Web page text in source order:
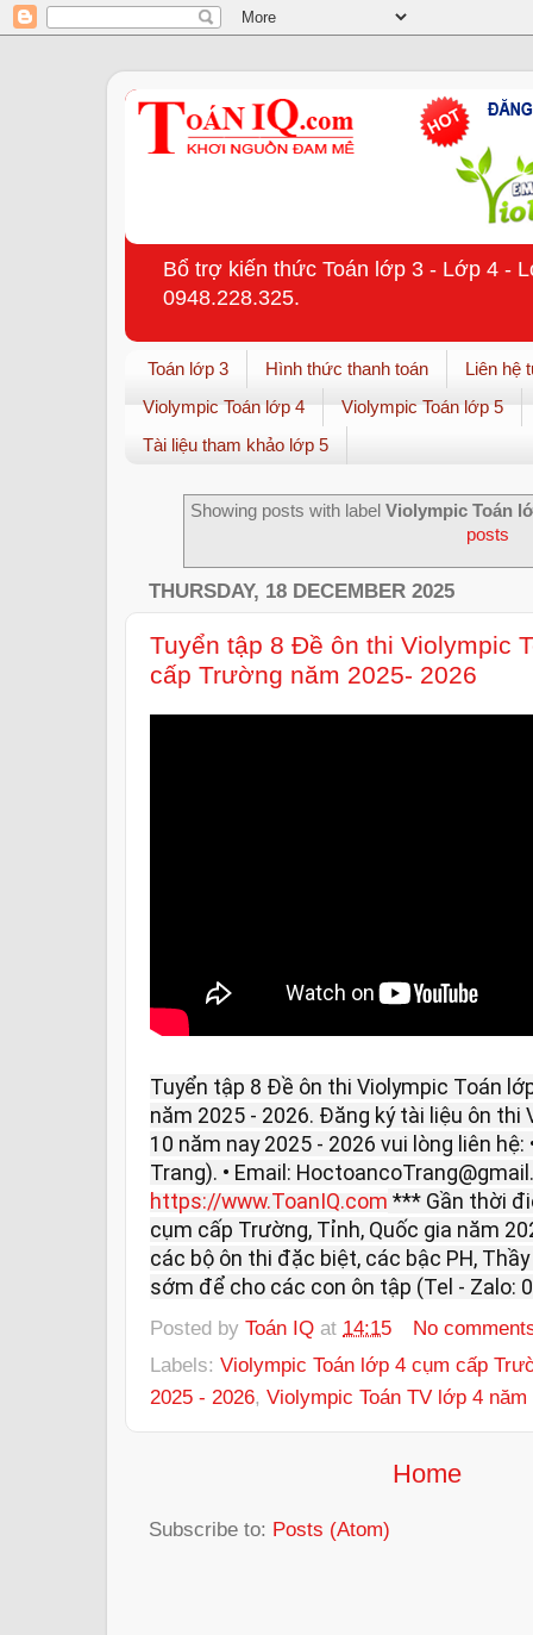
Bổ trợ kiến thức Toán lớp 3 - Lớp 4 -
0948.228.325.
Toán lớp 3 Hình thức thanh toán
Liên hệ
Violympic Toán lớp 4
Violympic Toán lớp 5
Tài liệu tham khảo lớp 5
Showing posts with label Violympic Toán
posts
THURSDAY, 18 DECEMBER 2025
Tuyển tập 8 Đề ôn thi Violympic
cấp Trường năm 2025- 2026
Tuyển tập 8 Đề ôn thi Violympic Toán
năm 2025 - 2026. Đăng ký tài liệu ôn thi
10 năm nay 2025 - 2026 vui lòng liên hệ:
Trang). • Email:
https://www.ToanIQ.com *** Gần thời
cụm cấp Trường, Tỉnh, Quốc gia năm
các bộ ôn thi đặc biệt, các bậc PH,
sớm để cho các con ôn tập (Tel - Zalo:
Posted by Toán IQ at 14:15
No
Labels: Violympic Toán lớp 4 cụm cấp
2025 - 2026, Violympic Toán TV lớp 4 năm
Home
Subscribe to: Posts (Atom)